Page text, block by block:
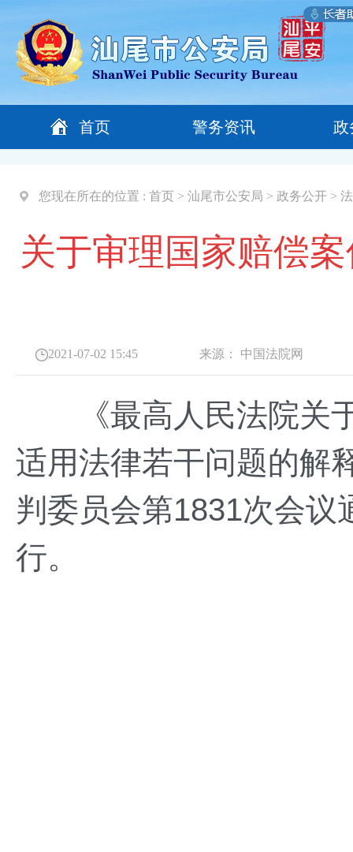
首页 警务资讯 政
您现在所在的位置 : 首页 > 汕尾市公安局 > 政务公开 >
关于审理国家赔偿
2021-07-02 15:45 来源： 中国法院网
《最高人民法院关于
适用法律若干问题的解
判委员会第1831次会议
行。